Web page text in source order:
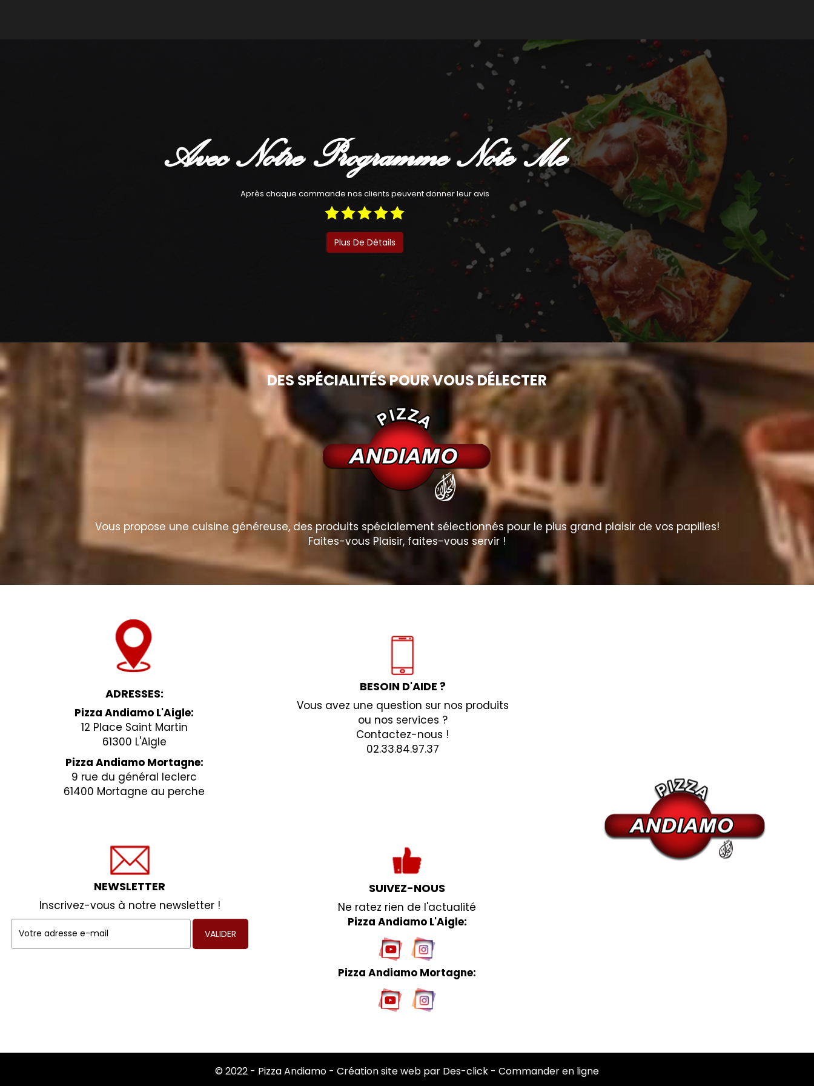
Avec Notre Programme Note Me
Après chaque commande nos clients peuvent donner leur avis
Plus De Détails
DES SPÉCIALITÉS POUR VOUS DÉLECTER
Vous propose une cuisine généreuse, des produits spécialement sélectionnés pour le plus grand plaisir de vos papilles!
Faites-vous Plaisir, faites-vous servir !
ADRESSES:
Pizza Andiamo L'Aigle:
12 Place Saint Martin
61300 L'Aigle
Pizza Andiamo Mortagne:
9 rue du général leclerc
61400 Mortagne au perche
BESOIN D'AIDE ?
Vous avez une question sur nos produits
ou nos services ?
Contactez-nous !
02.33.84.97.37
NEWSLETTER
Inscrivez-vous à notre newsletter !
VALIDER
SUIVEZ-NOUS
Ne ratez rien de l'actualité
Pizza Andiamo L'Aigle:
Pizza Andiamo Mortagne:
© 2022 - Pizza Andiamo - Création site web par Des-click - Commander en ligne